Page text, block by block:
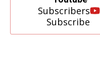
Subscribers
Subscribe